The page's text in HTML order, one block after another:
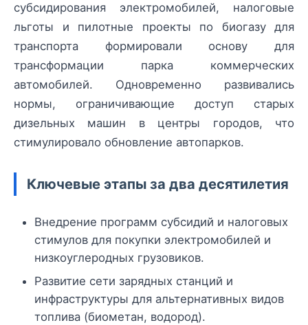
субсидирования электромобилей, налоговые
льготы и пилотные проекты по биогазу для
транспорта формировали основу для
трансформации парка коммерческих
автомобилей. Одновременно развивались
нормы, ограничивающие доступ старых
дизельных машин в центры городов, что
стимулировало обновление автопарков.
Ключевые этапы за два десятилетия
Внедрение программ субсидий и налоговых
стимулов для покупки электромобилей и
низкоуглеродных грузовиков.
Развитие сети зарядных станций и
инфраструктуры для альтернативных видов
топлива (биометан, водород).